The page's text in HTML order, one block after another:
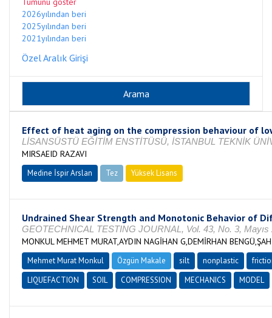
2026yılından beri
2025yılından beri
2021yılından beri
Özel Aralık Girişi
Effect of heat aging on the compression behaviour of
LİSANSÜSTÜ EĞİTİM ENSTİTÜSÜ, İSTANBUL TEKNİK
MIRSAEID RAZAVI
Medine İspir Arslan Tez Yüksek Lisans
Undrained Shear Strength and Monotonic Behavior of
GEOTECHNICAL TESTING JOURNAL, Vol. 43, No. 3,
MONKUL MEHMET MURAT,AYDIN NAGİHAN G,DEMİRHAN
Mehmet Murat Monkul Özgün Makale silt nonplastic
LIQUEFACTION
SOIL COMPRESSION MECHANICS MODEL